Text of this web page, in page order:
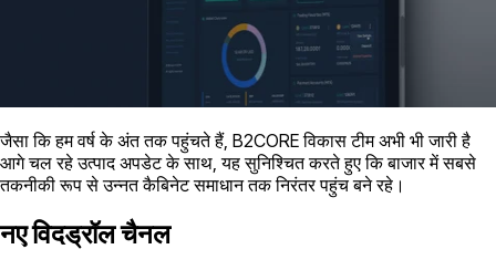
जैसा कि हम वर्ष के अंत तक पहुंचते हैं, B2CORE विकास टीम अभी भी जारी है
आगे चल रहे उत्पाद अपडेट के साथ, यह सुनिश्चित करते हुए कि बाजार में सबसे
तकनीकी रूप से उन्नत कैबिनेट समाधान तक निरंतर पहुंच बने रहे।
नए विदड्रॉल चैनल